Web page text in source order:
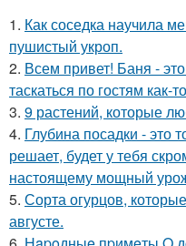
1. Как соседка научила
пушистый укроп.
2. Всем привет! Баня -
таскаться по гостям как-
3. 9 растений, которые
4. Глубина посадки - это
решает, будет у тебя
настоящему мощный
5. Сорта огурцов,
августе.